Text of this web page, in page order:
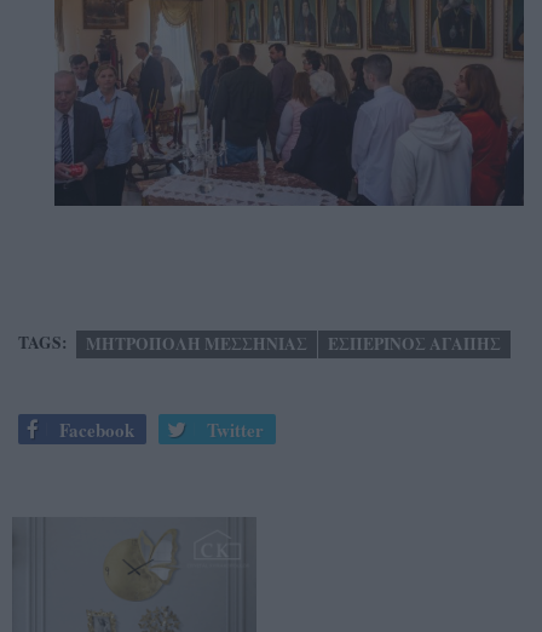
TAGS: ΜΗΤΡΟΠΟΛΗ ΜΕΣΣΗΝΙΑΣ ΕΣΠΕΡΙΝΟΣ ΑΓΑΠΗΣ
Facebook Twitter